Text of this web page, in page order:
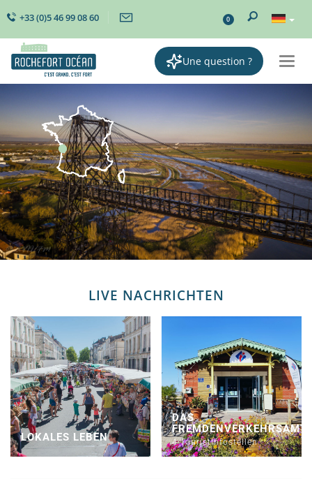
+33 (0)5 46 99 08 60 0
Une question ?
LIVE NACHRICHTEN
LOKALES LEBEN
DAS
FREMDENVERKEHRSAMT
4 Touristinfostellen